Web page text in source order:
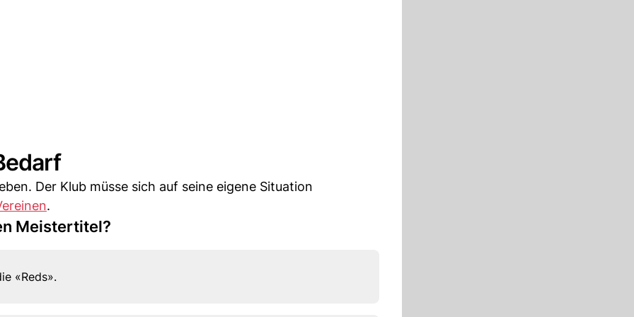
Der Klub müsse sich auf seine eigene Situation
.
Meistertitel?
«Reds».